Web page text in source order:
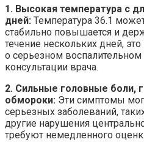
1. Высокая температура с
дней: Температура 36.1
стабильно повышается и
течение нескольких дней,
о серьезном воспалительном
консультации врача.
2. Сильные головные боли,
обмороки: Эти симптомы
серьезных заболеваний,
другие нарушения
требуют немедленного